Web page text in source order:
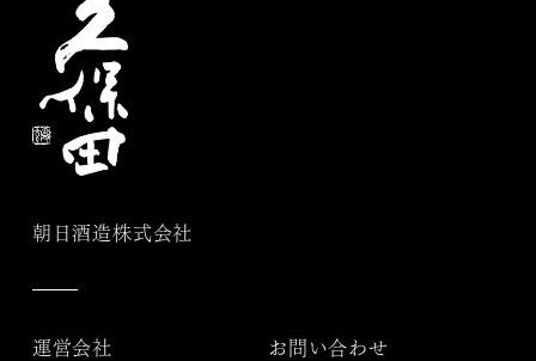
朝日酒造株式会社
運営会社 お問い合わせ